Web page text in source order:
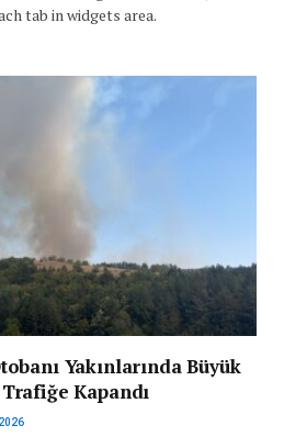
tab in widgets area.
Yakınlarında Büyük
Kapandı